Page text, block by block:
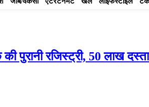
पुरानी रजिस्ट्री, 50 लाख